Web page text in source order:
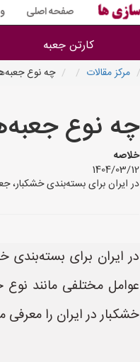
صفحه اصلی
کارتن جعبه
مرکز مقالات چه نوع
چه نوع
خلاصه
1404/03/12
در ایران برای بسته‌بندی
در ایران برای
عوامل مختلفی مانند نوع
خشکبار در ایران را معرفی